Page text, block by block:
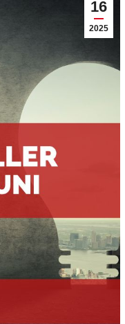
16
2025